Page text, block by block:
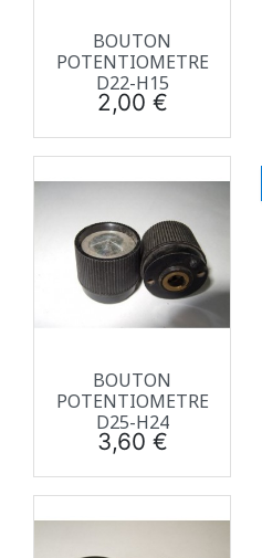
BOUTON
POTENTIOMETRE
D22-H15
Prix
2,00 €
BOUTON
POTENTIOMETRE
D25-H24
Prix
3,60 €